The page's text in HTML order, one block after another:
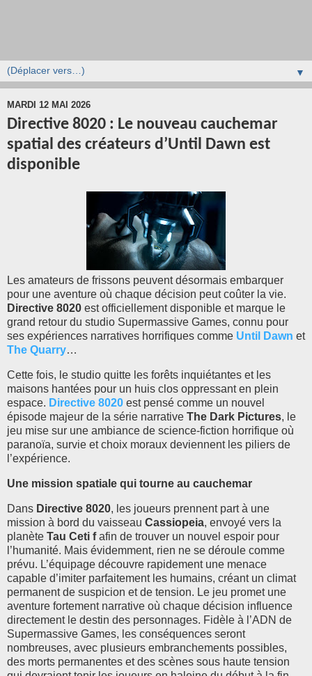
▼
MARDI 12 MAI 2026
Directive 8020 : Le nouveau cauchemar
spatial des créateurs d’Until Dawn est
disponible
Les amateurs de frissons peuvent désormais embarquer
pour une aventure où chaque décision peut coûter la vie.
Directive 8020 est officiellement disponible et marque le
grand retour du studio Supermassive Games, connu pour
ses expériences narratives horrifiques comme Until Dawn et
The Quarry…
Cette fois, le studio quitte les forêts inquiétantes et les
maisons hantées pour un huis clos oppressant en plein
espace. Directive 8020 est pensé comme un nouvel
épisode majeur de la série narrative The Dark Pictures, le
jeu mise sur une ambiance de science-fiction horrifique où
paranoïa, survie et choix moraux deviennent les piliers de
l’expérience.
Une mission spatiale qui tourne au cauchemar
Dans Directive 8020, les joueurs prennent part à une
mission à bord du vaisseau Cassiopeia, envoyé vers la
planète Tau Ceti fafin de trouver un nouvel espoir pour
l’humanité. Mais évidemment, rien ne se déroule comme
prévu. L’équipage découvre rapidement une menace
capable d’imiter parfaitement les humains, créant un climat
permanent de suspicion et de tension. Le jeu promet une
aventure fortement narrative où chaque décision influence
directement le destin des personnages. Fidèle à l’ADN de
Supermassive Games, les conséquences seront
nombreuses, avec plusieurs embranchements possibles,
des morts permanentes et des scènes sous haute tension